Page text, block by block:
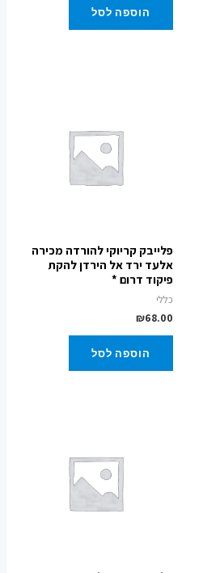
הוספה לסל
פלייבק קריוקי להורדה מכירה
אלעד ירד אל הירדן להקת
פיקוד דרום *
כללי
₪68.00
הוספה לסל